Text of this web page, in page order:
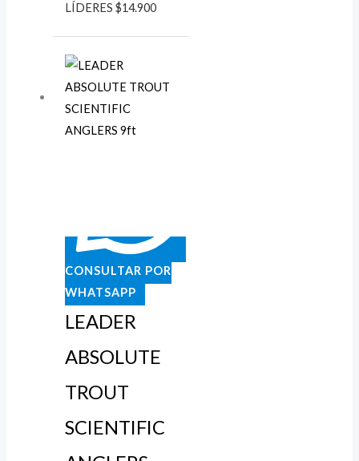
LÍDERES $14.900
CONSULTAR POR
WHATSAPP
LEADER
ABSOLUTE
TROUT
SCIENTIFIC